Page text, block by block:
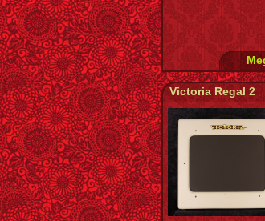
Victoria Regal 2